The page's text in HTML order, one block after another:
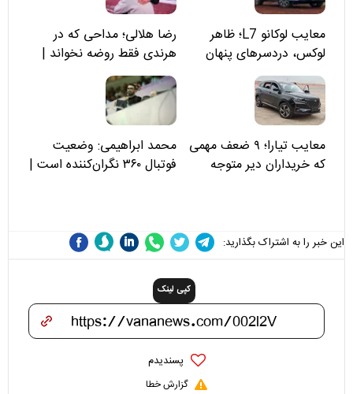
معایب لوکانو L7؛ ظاهر
لوکس، دردسرهای پنهان
رضا هلالی؛ مداحی که در
هرندی فقط روضه نخواند |
مسئولان «تکیه‌گاه آقا مرتضی
علی(ع)» را جدی‌تر ببینند
معایب تیارا؛ ۹ ضعف مهمی
که خریداران دیر متوجه
محمد ابراهیمی: وضعیت
فوتبال ۳۶۰ نگران‌کننده است |
این خبر را به اشتراک بگذارید:
کپی لینک
پسندیدم
گزارش خطا